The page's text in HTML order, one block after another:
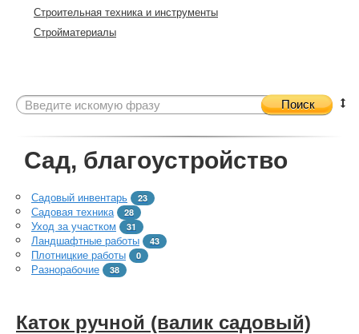
Строительная техника и инструменты
Стройматериалы
Поиск
Сад, благоустройство
Садовый инвентарь 23
Садовая техника 28
Уход за участком 31
Ландшафтные работы 43
Плотницкие работы 0
Разнорабочие 38
Каток ручной (валик садовый)